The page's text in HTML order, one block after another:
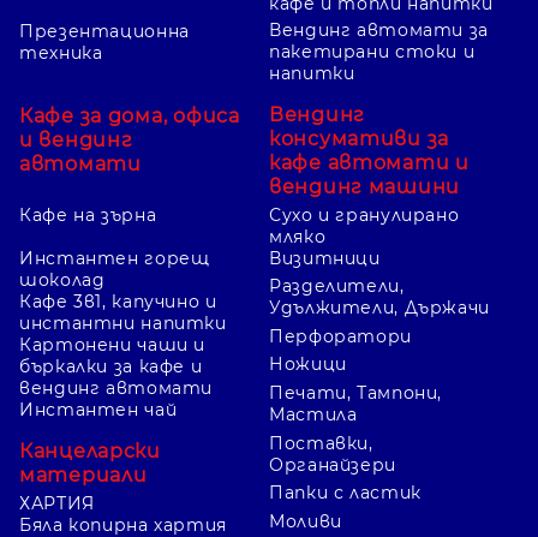
Презентационна
техника
Кафе за дома, офиса
и вендинг
автомати
Кафе на зърна
Вендинг автомати за
пакетирани стоки и
напитки
Вендинг
консумативи за
кафе автомати и
вендинг машини
Сухо и гранулирано
мляко
Инстантен горещ
шоколад
Кафе 3в1, капучино и
инстантни напитки
Картонени чаши и
бъркалки за кафе и
вендинг автомати
Инстантен чай
Канцеларски
материали
ХАРТИЯ
Бяла копирна хартия
Визитници
Разделители,
Удължители, Държачи
Перфоратори
Ножици
Печати, Тампони,
Мастила
Поставки,
Органайзери
Папки с ластик
Моливи